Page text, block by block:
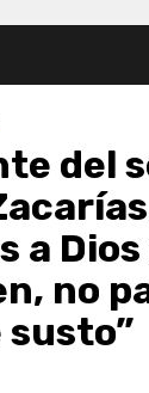
del
a
no